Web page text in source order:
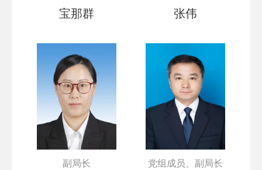
宝那群 张伟
副局长 党组成员、副局长